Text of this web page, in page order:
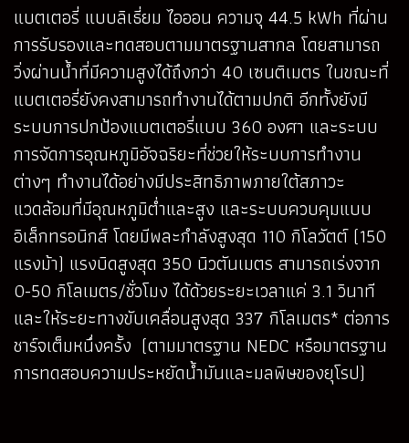
แบตเตอรี่ แบบลิเธี่ยม ไอออน ความจุ 44.5 kWh ที่ผ่าน
การรับรองและทดสอบตามมาตรฐานสากล โดยสามารถ
วิ่งผ่านน้ำที่มีความสูงได้ถึงกว่า 40 เซนติเมตร ในขณะที่
แบตเตอรี่ยังคงสามารถทำงานได้ตามปกติ อีกทั้งยังมี
ระบบการปกป้องแบตเตอรี่แบบ 360 องศา และระบบ
การจัดการอุณหภูมิอัจฉริยะที่ช่วยให้ระบบการทำงาน
ต่างๆ ทำงานได้อย่างมีประสิทธิภาพภายใต้สภาวะ
แวดล้อมที่มีอุณหภูมิต่ำและสูง และระบบควบคุมแบบ
อิเล็กทรอนิกส์ โดยมีพละกำลังสูงสุด 110 กิโลวัตต์ (150
แรงม้า) แรงบิดสูงสุด 350 นิวตันเมตร สามารถเร่งจาก
0-50 กิโลเมตร/ชั่วโมง ได้ด้วยระยะเวลาแค่ 3.1 วินาที
และให้ระยะทางขับเคลื่อนสูงสุด 337 กิโลเมตร* ต่อการ
ชาร์จเต็มหนึ่งครั้ง (ตามมาตรฐาน NEDC หรือมาตรฐาน
การทดสอบความประหยัดน้ำมันและมลพิษของยุโรป)